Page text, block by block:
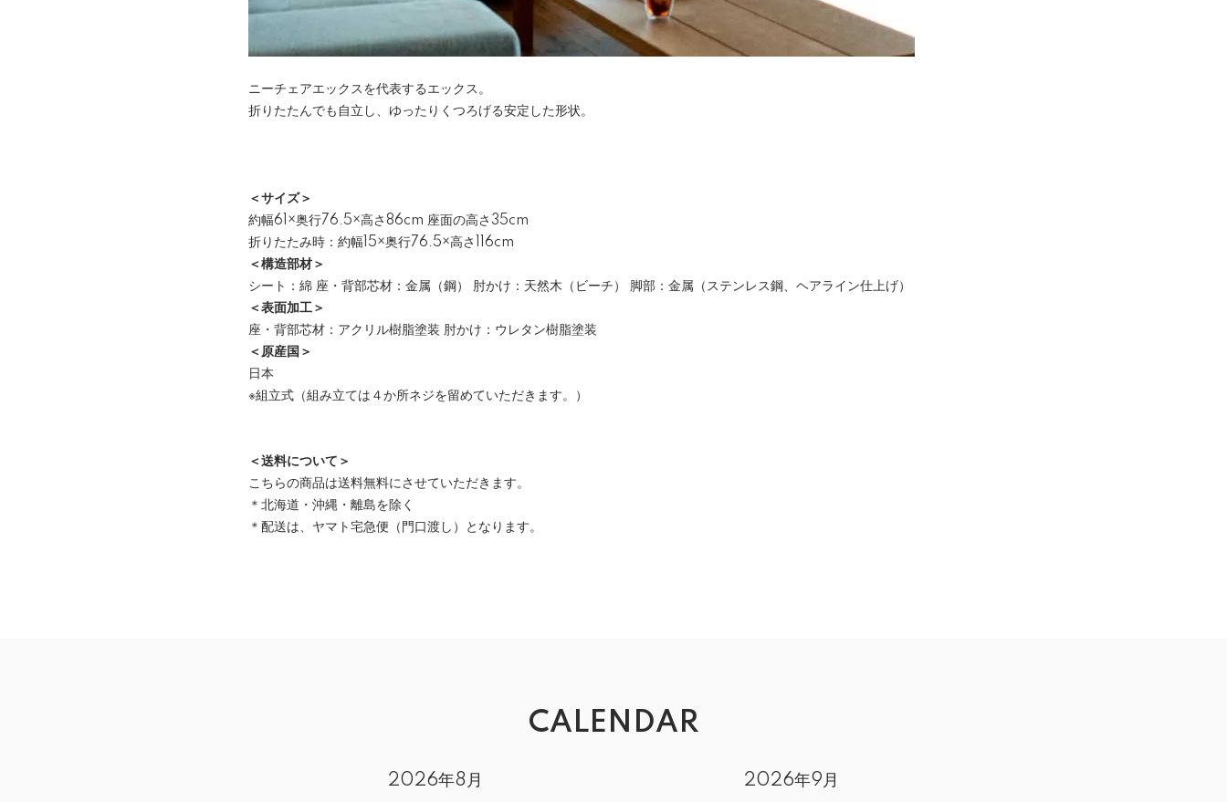
ニーチェアエックスを代表するエックス。
折りたたんでも自立し、ゆったりくつろげる安定した形状。
＜サイズ＞
約幅61×奥行76.5×高さ86cm 座面の高さ35cm
折りたたみ時：約幅15×奥行76.5×高さ116cm
＜構造部材＞
シート：綿 座・背部芯材：金属（鋼） 肘かけ：天然木（ビーチ） 脚部：金属（ステンレス鋼、ヘアライン仕上げ）
＜表面加工＞
座・背部芯材：アクリル樹脂塗装 肘かけ：ウレタン樹脂塗装
＜原産国＞
日本
※組立式（組み立ては４か所ネジを留めていただきます。）
＜送料について＞
こちらの商品は送料無料にさせていただきます。
＊北海道・沖縄・離島を除く
＊配送は、ヤマト宅急便（門口渡し）となります。
CALENDAR
2026年8月 2026年9月